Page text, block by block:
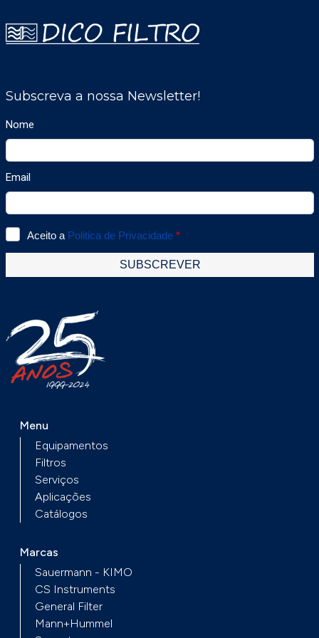
Menu
Equipamentos
Filtros
Serviços
Aplicações
Catálogos
Marcas
Sauermann - KIMO
CS Instruments
General Filter
Mann+Hummel